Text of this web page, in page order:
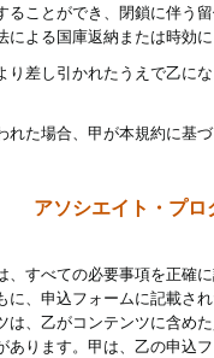
ことができ、閉鎖に伴う
による国庫返納または時効
差し引かれたうえで乙に
た場合、甲が本規約に基
アソシエイト・プ
すべての必要事項を正確
、申込フォームに記載さ
、乙がコンテンツに含め
あります。甲は、乙の申込